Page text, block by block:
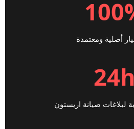
أصلية ومعتمدة
24h
لبلاغات صيانة اريستون